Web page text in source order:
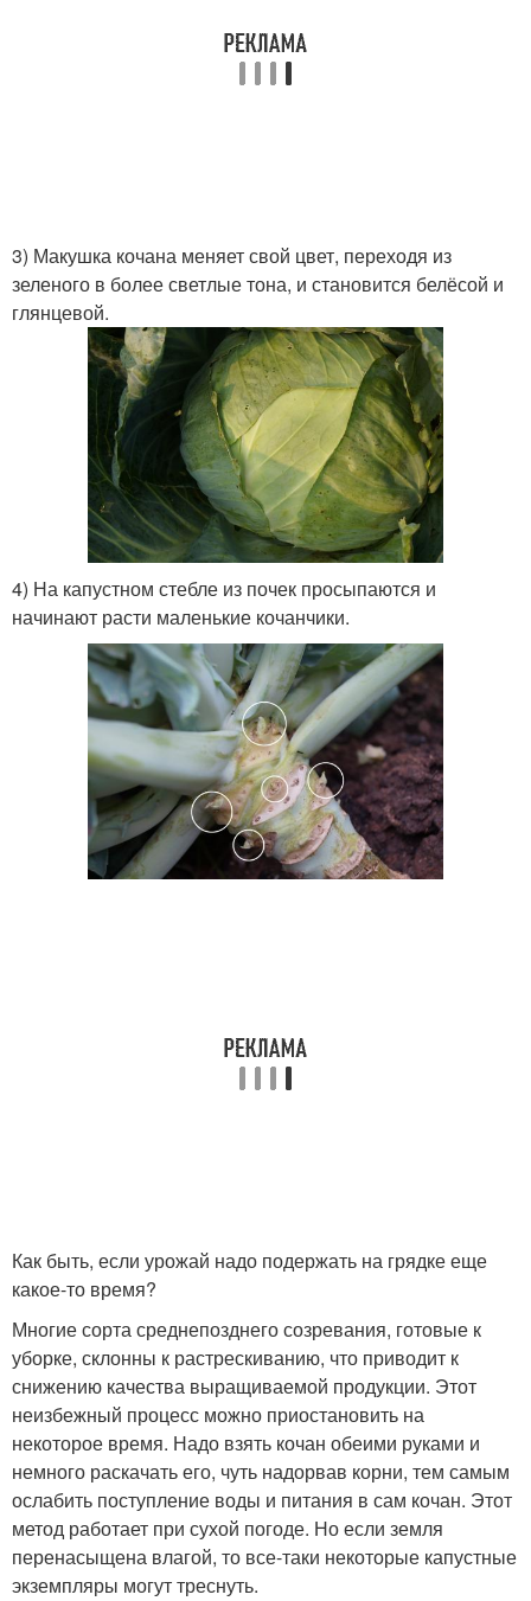
3) Макушка кочана меняет свой цвет, переходя из
зеленого в более светлые тона, и становится белёсой и
глянцевой.
4) На капустном стебле из почек просыпаются и
начинают расти маленькие кочанчики.
Как быть, если урожай надо подержать на грядке еще
какое-то время?
Многие сорта среднепозднего созревания, готовые к
уборке, склонны к растрескиванию, что приводит к
снижению качества выращиваемой продукции. Этот
неизбежный процесс можно приостановить на
некоторое время. Надо взять кочан обеими руками и
немного раскачать его, чуть надорвав корни, тем самым
ослабить поступление воды и питания в сам кочан. Этот
метод работает при сухой погоде. Но если земля
перенасыщена влагой, то все-таки некоторые капустные
экземпляры могут треснуть.